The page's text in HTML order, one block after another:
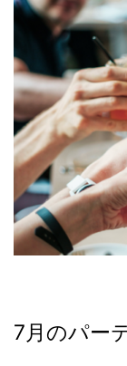
7月のパー